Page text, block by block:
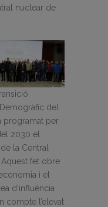
nuclear de
del
programat per
2030 el
la Central
fet obre
i el
d’influència
compte l’elevat